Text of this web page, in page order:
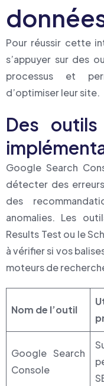
Pour réussir cette
s’appuyer sur des
processus et
d’optimiser leur site.
Des
Google Search
détecter des
des
anomalies. Les
Results Test ou le
à vérifier si vos
moteurs de
Nom de l’outil
Google Search
Console